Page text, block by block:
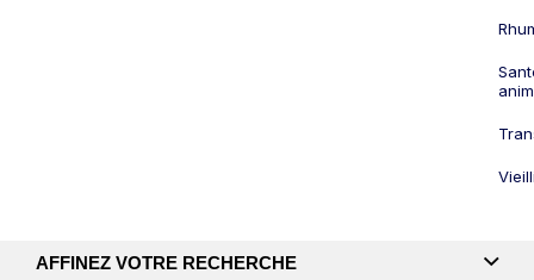
AFFINEZ VOTRE RECHERCHE